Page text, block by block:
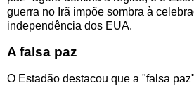
guerra no Irã impõe sombra à
independência dos EUA.
A falsa paz
O Estadão destacou que a "falsa